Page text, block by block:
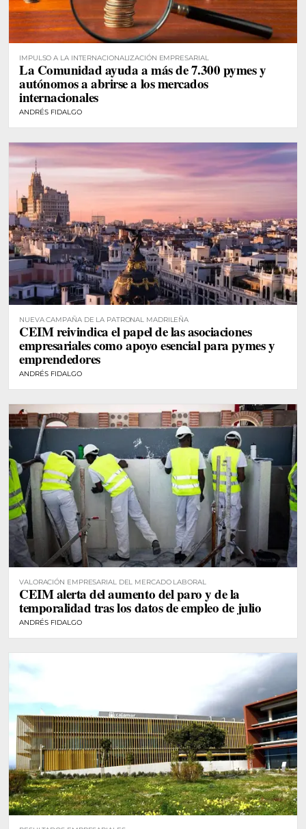
IMPULSO A LA INTERNACIONALIZACIÓN EMPRESARIAL
La Comunidad ayuda a más de 7.300 pymes y
autónomos a abrirse a los mercados
internacionales
ANDRÉS FIDALGO
NUEVA CAMPAÑA DE LA PATRONAL MADRILEÑA
CEIM reivindica el papel de las asociaciones
empresariales como apoyo esencial para pymes y
emprendedores
ANDRÉS FIDALGO
VALORACIÓN EMPRESARIAL DEL MERCADO LABORAL
CEIM alerta del aumento del paro y de la
temporalidad tras los datos de empleo de julio
ANDRÉS FIDALGO